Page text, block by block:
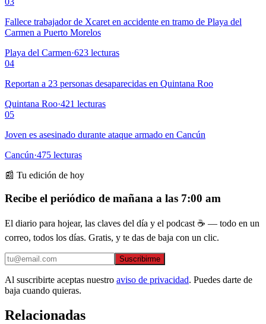
Fallece trabajador de Xcaret en accidente en tramo de Playa del
Carmen a Puerto Morelos
Playa del Carmen·623 lecturas
04
Reportan a 23 personas desaparecidas en Quintana Roo
Quintana Roo·421 lecturas
05
Joven es asesinado durante ataque armado en Cancún
Cancún·475 lecturas
📰 Tu edición de hoy
Recibe el periódico de mañana a las 7:00 am
El diario para hojear, las claves del día y el podcast ☕ — todo en un
correo, todos los días. Gratis, y te das de baja con un clic.
Suscribirme
Al suscribirte aceptas nuestro aviso de privacidad. Puedes darte de
baja cuando quieras.
Relacionadas